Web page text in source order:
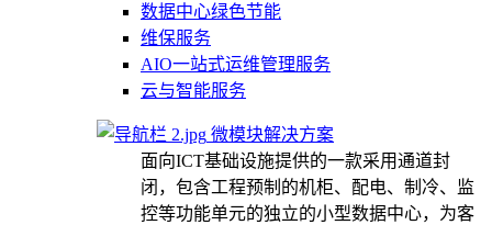
数据中心绿色节能
维保服务
AIO一站式运维管理服务
云与智能服务
微模块解决方案
面向ICT基础设施提供的一款采用通道封
闭，包含工程预制的机柜、配电、制冷、监
控等功能单元的独立的小型数据中心，为客